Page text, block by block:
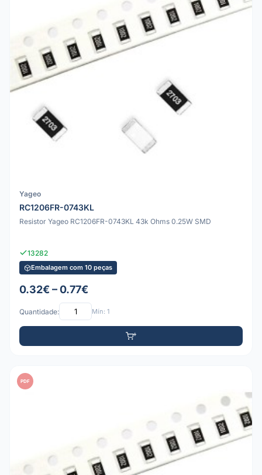
Yageo
RC1206FR-0743KL
Resistor Yageo RC1206FR-0743KL 43k Ohms 0.25W SMD
13282
Embalagem com 10 peças
0.32€ – 0.77€
Quantidade: Mín: 1
PDF